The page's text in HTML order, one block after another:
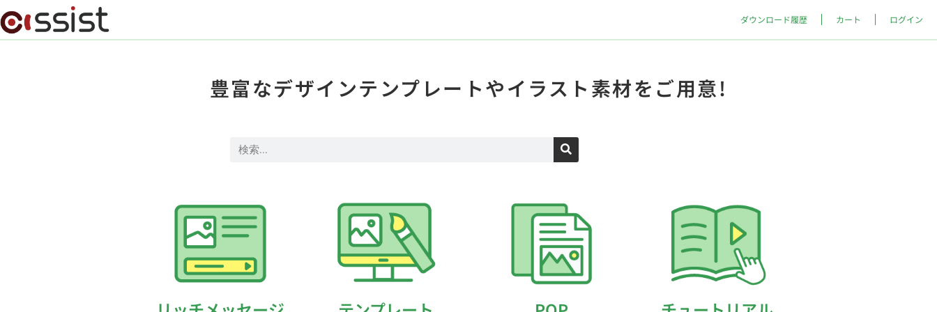
ダウンロード履歴 カート ログイン
豊富なデザインテンプレートやイラスト素材をご用意!